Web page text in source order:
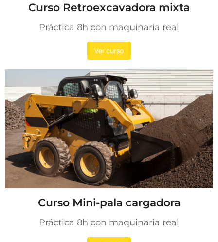
Curso Retroexcavadora mixta
Práctica 8h con maquinaria real
Ver curso
Curso Mini-pala cargadora
Práctica 8h con maquinaria real